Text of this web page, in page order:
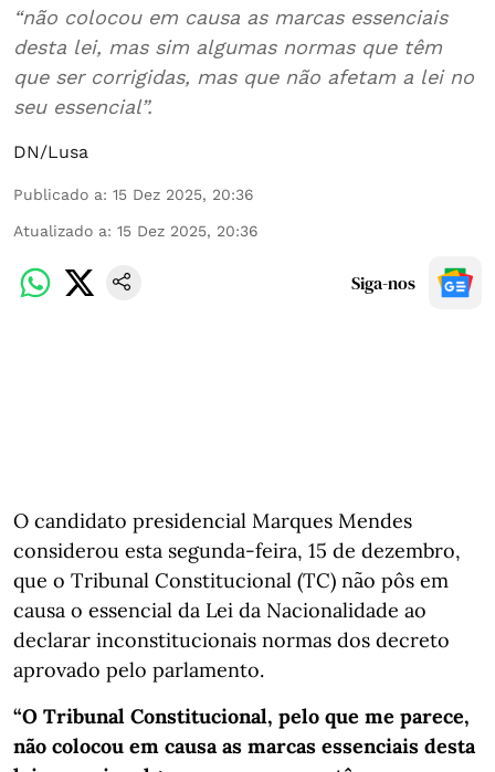
“não colocou em causa as marcas essenciais
desta lei, mas sim algumas normas que têm
que ser corrigidas, mas que não afetam a lei no
seu essencial”.
DN/Lusa
Publicado a: 15 Dez 2025, 20:36
Atualizado a: 15 Dez 2025, 20:36
Siga-nos
O candidato presidencial Marques Mendes
considerou esta segunda-feira, 15 de dezembro,
que o Tribunal Constitucional (TC) não pôs em
causa o essencial da Lei da Nacionalidade ao
declarar inconstitucionais normas dos decreto
aprovado pelo parlamento.
“O Tribunal Constitucional, pelo que me parece,
não colocou em causa as marcas essenciais desta